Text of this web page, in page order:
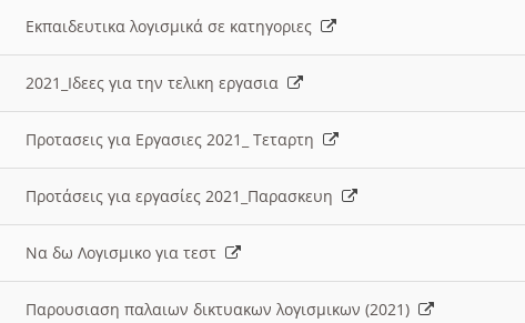
Εκπαιδευτικα λογισμικά σε κατηγοριες
2021_Ιδεες για την τελικη εργασια
Προτασεις για Εργασιες 2021_ Τεταρτη
Προτάσεις για εργασίες 2021_Παρασκευη
Να δω Λογισμικο για τεστ
Παρουσιαση παλαιων δικτυακων λογισμικων (2021)